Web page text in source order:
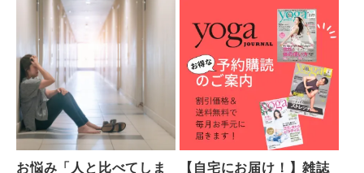
お悩み「人と比べてしま
【自宅にお届け！】雑誌